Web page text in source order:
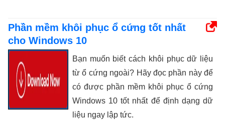
Phần mềm khôi phục ổ cứng tốt nhất
cho Windows 10
Bạn muốn biết cách khôi phục dữ liệu
từ ổ cứng ngoài? Hãy đọc phần này để
có được phần mềm khôi phục ổ cứng
Windows 10 tốt nhất để định dạng dữ
liệu ngay lập tức.